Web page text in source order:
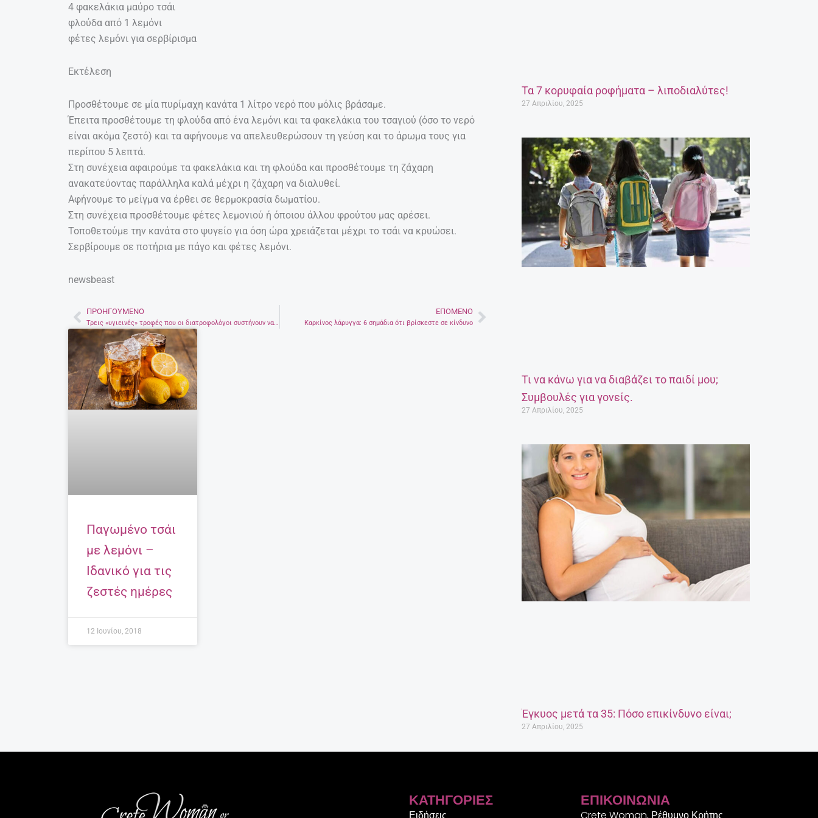
4 φακελάκια μαύρο τσάι
φλούδα από 1 λεμόνι
φέτες λεμόνι για σερβίρισμα
Εκτέλεση
Προσθέτουμε σε μία πυρίμαχη κανάτα 1 λίτρο νερό που μόλις βράσαμε.
Έπειτα προσθέτουμε τη φλούδα από ένα λεμόνι και τα φακελάκια του τσαγιού (όσο το νερό
είναι ακόμα ζεστό) και τα αφήνουμε να απελευθερώσουν τη γεύση και το άρωμα τους για
περίπου 5 λεπτά.
Στη συνέχεια αφαιρούμε τα φακελάκια και τη φλούδα και προσθέτουμε τη ζάχαρη
ανακατεύοντας παράλληλα καλά μέχρι η ζάχαρη να διαλυθεί.
Αφήνουμε το μείγμα να έρθει σε θερμοκρασία δωματίου.
Στη συνέχεια προσθέτουμε φέτες λεμονιού ή όποιου άλλου φρούτου μας αρέσει.
Τοποθετούμε την κανάτα στο ψυγείο για όση ώρα χρειάζεται μέχρι το τσάι να κρυώσει.
Σερβίρουμε σε ποτήρια με πάγο και φέτες λεμόνι.
newsbeast
Prev
ΠΡΟΗΓΟΎΜΕΝΟ
Τρεις «υγιεινές» τροφές που οι διατροφολόγοι συστήνουν να αποφεύγετε
ΕΠΌΜΕΝΟ
Καρκίνος λάρυγγα: 6 σημάδια ότι βρίσκεστε σε κίνδυνοNext
Παγωμένο τσάι
με λεμόνι –
Ιδανικό για τις
ζεστές ημέρες
12 Ιουνίου, 2018
Τα 7 κορυφαία ροφήματα – λιποδιαλύτες!
27 Απριλίου, 2025
Τι να κάνω για να διαβάζει το παιδί μου;
Συμβουλές για γονείς.
27 Απριλίου, 2025
Έγκυος μετά τα 35: Πόσο επικίνδυνο είναι;
27 Απριλίου, 2025
ΚΑΤΗΓΟΡΊΕΣ ΕΠΙΚΟΙΝΩΝΊΑ